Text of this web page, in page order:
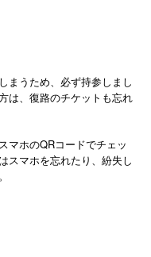
まうため、必ず持参しまし
は、復路のチケットも忘れ
マホのQRコードでチェッ
スマホを忘れたり、紛失し